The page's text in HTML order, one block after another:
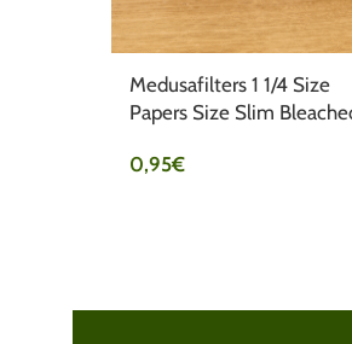
Medusafilters 1 1/4 Size
Papers Size Slim
0,95€